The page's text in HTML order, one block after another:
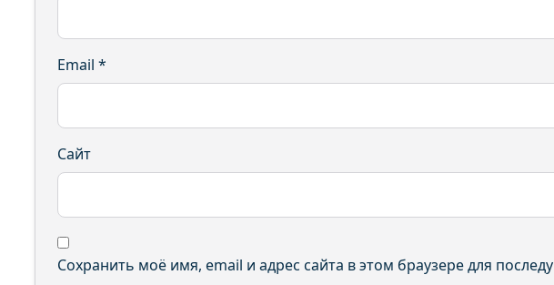
Email *
Сайт
Сохранить моё имя, email и адрес сайта в этом браузере для